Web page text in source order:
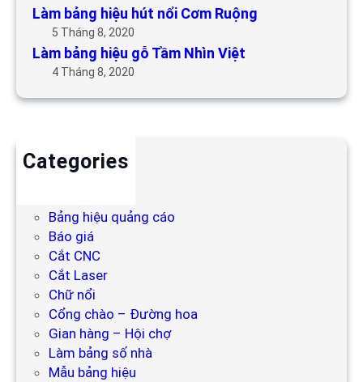
Làm bảng hiệu hút nổi Cơm Ruộng
5 Tháng 8, 2020
Làm bảng hiệu gỗ Tầm Nhìn Việt
4 Tháng 8, 2020
Categories
Bảng hiệu quảng cáo
Báo giá
Cắt CNC
Cắt Laser
Chữ nổi
Cổng chào – Đường hoa
Gian hàng – Hội chợ
Làm bảng số nhà
Mẫu bảng hiệu